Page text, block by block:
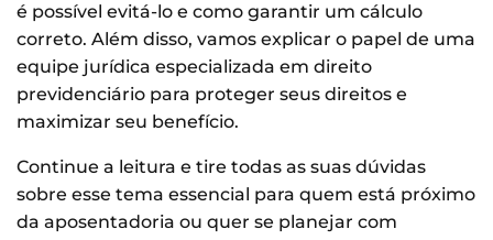
é possível evitá-lo e como garantir um cálculo
correto. Além disso, vamos explicar o papel de uma
equipe jurídica especializada em direito
previdenciário para proteger seus direitos e
maximizar seu benefício.
Continue a leitura e tire todas as suas dúvidas
sobre esse tema essencial para quem está próximo
da aposentadoria ou quer se planejar com